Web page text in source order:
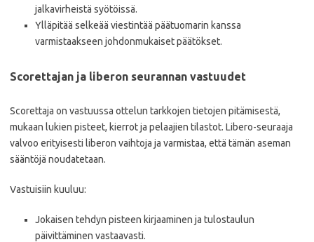
jalkavirheistä syötöissä.
Ylläpitää selkeää viestintää päätuomarin kanssa
varmistaakseen johdonmukaiset päätökset.
Scorettajan ja liberon seurannan vastuudet
Scorettaja on vastuussa ottelun tarkkojen tietojen pitämisestä,
mukaan lukien pisteet, kierrot ja pelaajien tilastot. Libero-seuraaja
valvoo erityisesti liberon vaihtoja ja varmistaa, että tämän aseman
sääntöjä noudatetaan.
Vastuisiin kuuluu:
Jokaisen tehdyn pisteen kirjaaminen ja tulostaulun
päivittäminen vastaavasti.